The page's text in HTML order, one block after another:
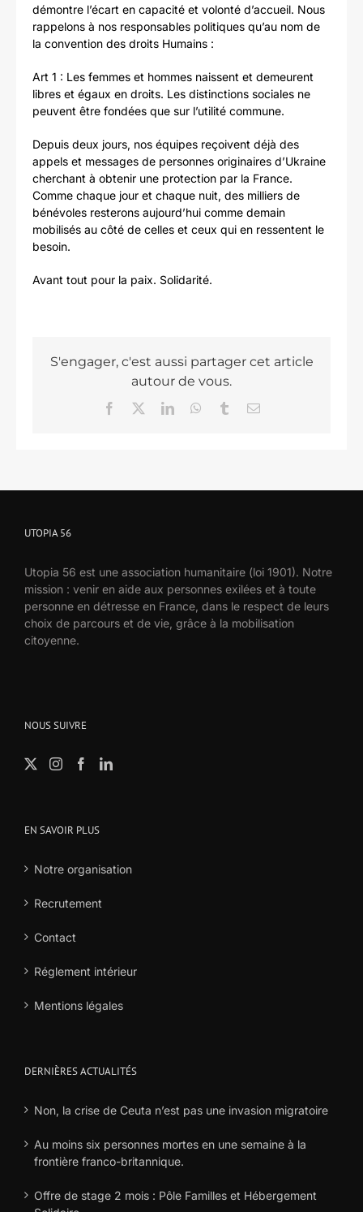
démontre l’écart en capacité et volonté d’accueil. Nous
rappelons à nos responsables politiques qu’au nom de
la convention des droits Humains :
Art 1 : Les femmes et hommes naissent et demeurent
libres et égaux en droits. Les distinctions sociales ne
peuvent être fondées que sur l’utilité commune.
Depuis deux jours, nos équipes reçoivent déjà des
appels et messages de personnes originaires d’Ukraine
cherchant à obtenir une protection par la France.
Comme chaque jour et chaque nuit, des milliers de
bénévoles resterons aujourd’hui comme demain
mobilisés au côté de celles et ceux qui en ressentent le
besoin.
Avant tout pour la paix. Solidarité.
S'engager, c'est aussi partager cet article
autour de vous.
Facebook LinkedInWhatsAppTumblrEmail
UTOPIA 56
Utopia 56 est une association humanitaire (loi 1901). Notre
mission : venir en aide aux personnes exilées et à toute
personne en détresse en France, dans le respect de leurs
choix de parcours et de vie, grâce à la mobilisation
citoyenne.
NOUS SUIVRE
EN SAVOIR PLUS
Notre organisation
Recrutement
Contact
Réglement intérieur
Mentions légales
DERNIÈRES ACTUALITÉS
Non, la crise de Ceuta n’est pas une invasion migratoire
Au moins six personnes mortes en une semaine à la
frontière franco-britannique.
Offre de stage 2 mois : Pôle Familles et Hébergement